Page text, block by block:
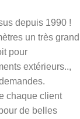
depuis 1990 !
un très grand
pour
extérieurs..,
chaque client
de belles